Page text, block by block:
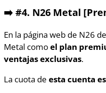
➡️ #4. N26 Metal
En la página web de N26
Metal comoel plan
ventajas exclusivas.
La cuota de esta cuenta